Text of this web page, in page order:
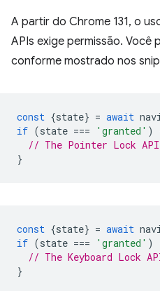
A partir do Chrome 131, o
APIs exige permissão. Você
conforme mostrado nos
const {state} = await
if (state === 'granted' )
// The Pointer Lock API
}
const {state} = await
if (state === 'granted' )
// The Keyboard Lock
}